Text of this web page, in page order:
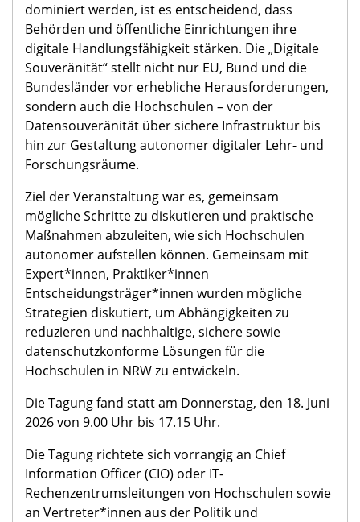
dominiert werden, ist es entscheidend, dass
Behörden und öffentliche Einrichtungen ihre
digitale Handlungsfähigkeit stärken. Die „Digitale
Souveränität“ stellt nicht nur EU, Bund und die
Bundesländer vor erhebliche Herausforderungen,
sondern auch die Hochschulen – von der
Datensouveränität über sichere Infrastruktur bis
hin zur Gestaltung autonomer digitaler Lehr- und
Forschungsräume.
Ziel der Veranstaltung war es, gemeinsam
mögliche Schritte zu diskutieren und praktische
Maßnahmen abzuleiten, wie sich Hochschulen
autonomer aufstellen können. Gemeinsam mit
Expert*innen, Praktiker*innen
Entscheidungsträger*innen wurden mögliche
Strategien diskutiert, um Abhängigkeiten zu
reduzieren und nachhaltige, sichere sowie
datenschutzkonforme Lösungen für die
Hochschulen in NRW zu entwickeln.
Die Tagung fand statt am Donnerstag, den 18. Juni
2026 von 9.00 Uhr bis 17.15 Uhr.
Die Tagung richtete sich vorrangig an Chief
Information Officer (CIO) oder IT-
Rechenzentrumsleitungen von Hochschulen sowie
an Vertreter*innen aus der Politik und